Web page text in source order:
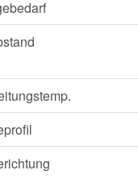
wetterfest, individuell
Sie von schneller
vom Widerruf